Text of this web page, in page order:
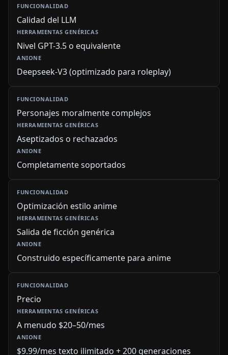
Calidad del LLM
Nivel GPT-3.5 o equivalente
Deepseek-V3 (optimizado para roleplay)
Personajes moralmente complejos
Aseptizados o rechazados
Completamente soportados
Optimización estilo anime
Salida de ficción genérica
Construido específicamente para anime
Precio
A menudo $20–50/mes
$9.99/mes texto ilimitado + 200 generaciones